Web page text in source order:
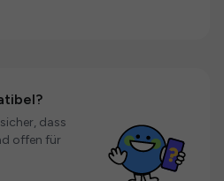
dass
offen für